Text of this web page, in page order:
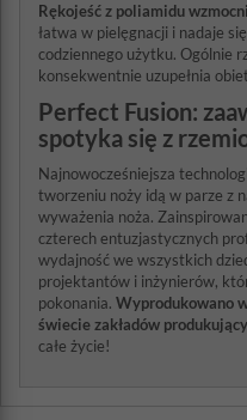
Rękojeść z poliamidu
łatwa w pielęgnacji i nadaje
codziennego użytku. Ogólnie
konsekwentnie uzupełnia
Perfect Fusion:
spotyka się z
Najnowocześniejsza
tworzeniu noży idą w parze z
wyważenia noża.
czterech entuzjastycznych
wydajność we wszystkich
projektantów i inżynierów,
pokonania. Wyprodukowano
świecie zakładów
całe życie!